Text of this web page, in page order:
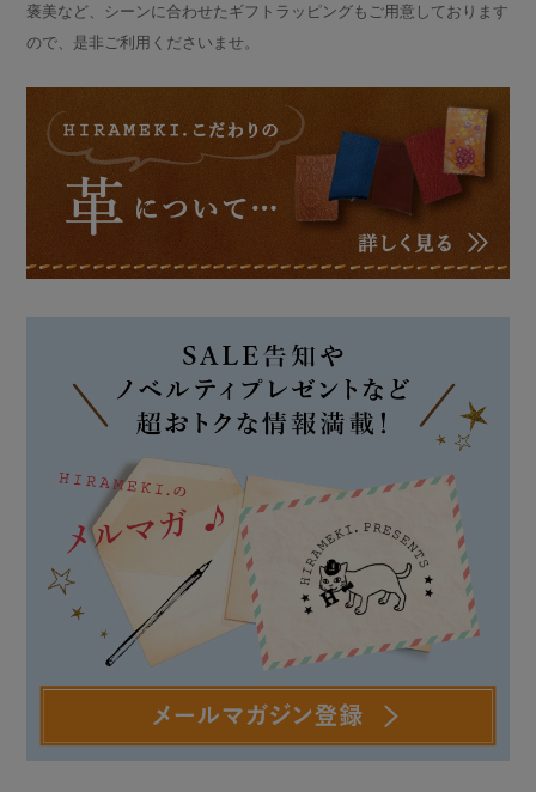
褒美など、シーンに合わせたギフトラッピングもご用意しております
ので、是非ご利用くださいませ。